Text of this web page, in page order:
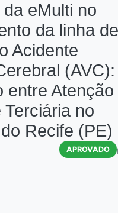
eMulti no
da linha de
Acidente
entre Atenção
Terciária no
Recife (PE)
APROVADO